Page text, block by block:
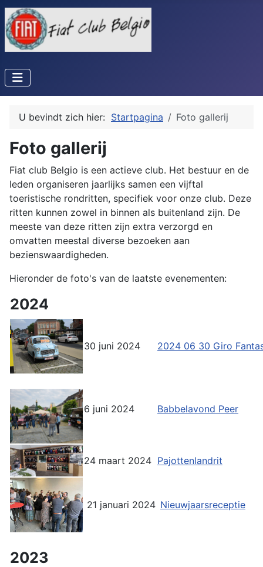
U bevindt zich hier: Startpagina Foto gallerij
Foto gallerij
Fiat club Belgio is een actieve club. Het bestuur en de
leden organiseren jaarlijks samen een vijftal
toeristische rondritten, specifiek voor onze club. Deze
ritten kunnen zowel in binnen als buitenland zijn. De
meeste van deze ritten zijn extra verzorgd en
omvatten meestal diverse bezoeken aan
bezienswaardigheden.
Hieronder de foto's van de laatste evenementen:
2024
30 juni 2024 2024 06 30 Giro
6 juni 2024 Babbelavond Peer
24 maart 2024 Pajottenlandrit
21 januari 2024 Nieuwjaarsreceptie
2023